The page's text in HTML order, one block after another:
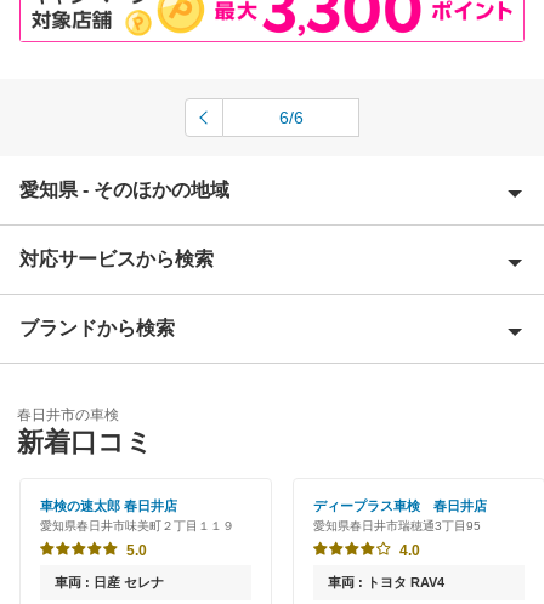
6/6
愛知県 - そのほかの地域
愛西市
海部郡
あま市
安城市
一宮市
稲沢市
対応サービスから検索
Award 受賞店
特典あり
新車初回割りあり
早割りあり
ブランドから検索
「車検の速太郎」
アップル車検
出光リテール車検
春日井市の車検
新着口コミ
車検の速太郎 春日井店
愛知県春日井市味美町２丁目１１９
5.0
車両 : 日産 セレナ
ディープラス車検 春日井店
愛知県春日井市瑞穂通3丁目95
4.0
車両 : トヨタ RAV4